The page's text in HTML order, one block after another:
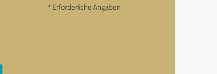
* Erforderliche Angaben